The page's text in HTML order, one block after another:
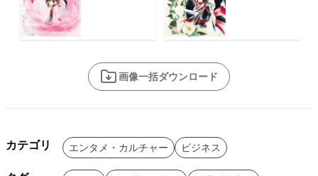
画像一括ダウンロード
カテゴリ エンタメ・カルチャー ビジネス